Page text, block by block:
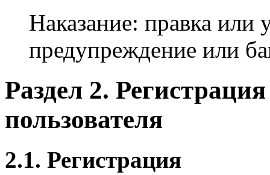
Наказание: правка или
предупреждение или
Раздел 2.
пользователя
2.1. Регистрация